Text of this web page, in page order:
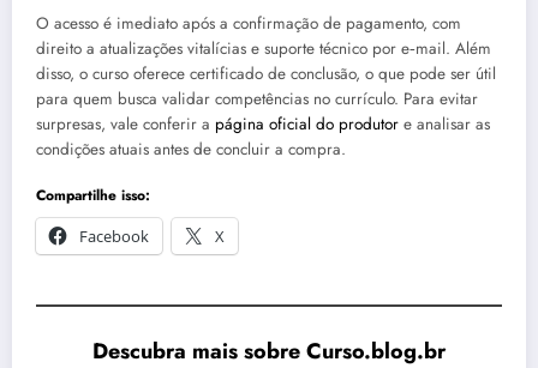
O acesso é imediato após a confirmação de pagamento, com
direito a atualizações vitalícias e suporte técnico por e‑mail. Além
disso, o curso oferece certificado de conclusão, o que pode ser útil
para quem busca validar competências no currículo. Para evitar
surpresas, vale conferir a página oficial do produtor e analisar as
condições atuais antes de concluir a compra.
Compartilhe isso:
Facebook
X
Descubra mais sobre Curso.blog.br